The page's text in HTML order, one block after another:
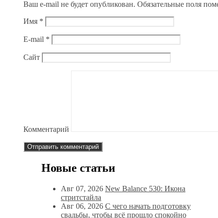
Ваш e-mail не будет опубликован. Обязательные поля
Имя *
E-mail *
Сайт
Комментарий
Новые статьи
Авг 07, 2026 New Balance 530: Икона
стритстайла
Авг 06, 2026 С чего начать подготовку
свадьбы, чтобы всё прошло спокойно